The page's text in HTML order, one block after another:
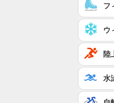
フ
ウ
陸
水